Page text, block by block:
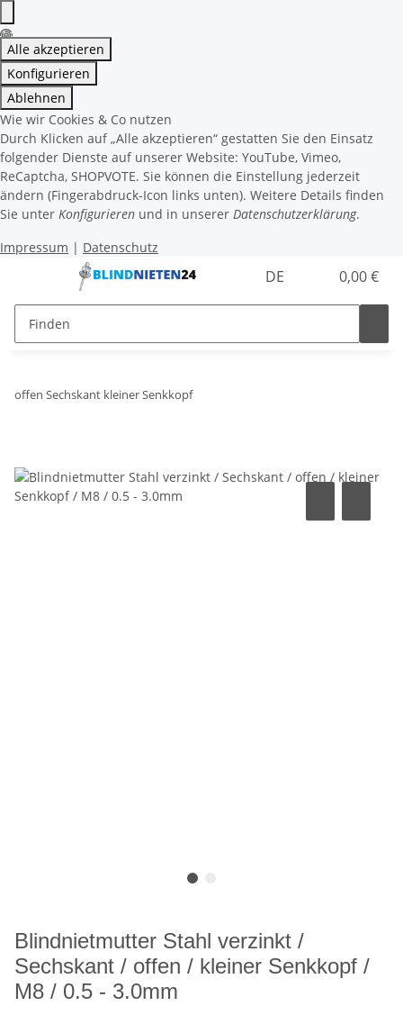
Alle akzeptieren
Konfigurieren
Ablehnen
Wie wir Cookies & Co nutzen
Durch Klicken auf „Alle akzeptieren“ gestatten Sie den Einsatz
folgender Dienste auf unserer Website: YouTube, Vimeo,
ReCaptcha, SHOPVOTE. Sie können die Einstellung jederzeit
ändern (Fingerabdruck-Icon links unten). Weitere Details finden
Sie unter Konfigurieren und in unserer Datenschutzerklärung.
Impressum | Datenschutz
DE 0,00 €
offen Sechskant kleiner Senkkopf
Blindnietmutter Stahl verzinkt /
Sechskant / offen / kleiner Senkkopf /
M8 / 0.5 - 3.0mm